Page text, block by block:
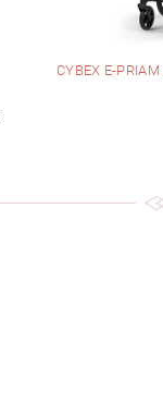
CYBEX E-